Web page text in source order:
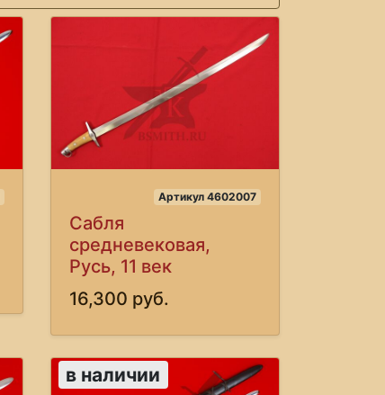
Артикул 4602007
Сабля
средневековая,
Русь, 11 век
16,300 руб.
в наличии